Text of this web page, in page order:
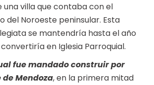
villa que contaba con el
del Noroeste peninsular. Esta
se mantendría hasta el año
en Iglesia Parroquial.
fue mandado construir por
de Mendoza, en la primera mitad